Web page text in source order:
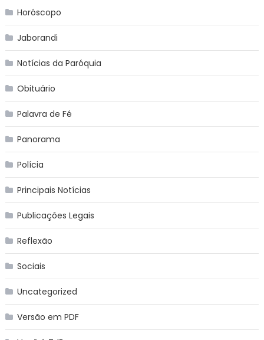
Horóscopo
Jaborandi
Notícias da Paróquia
Obituário
Palavra de Fé
Panorama
Polícia
Principais Notícias
Publicações Legais
Reflexão
Sociais
Uncategorized
Versão em PDF